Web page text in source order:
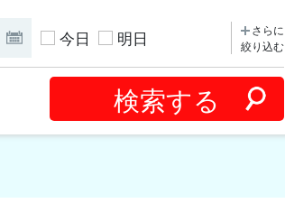
今日 明日
さらに
絞り込む